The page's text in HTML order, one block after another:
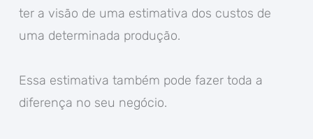
ter a visão de uma estimativa dos custos de
uma determinada produção.
Essa estimativa também pode fazer toda a
diferença no seu negócio.